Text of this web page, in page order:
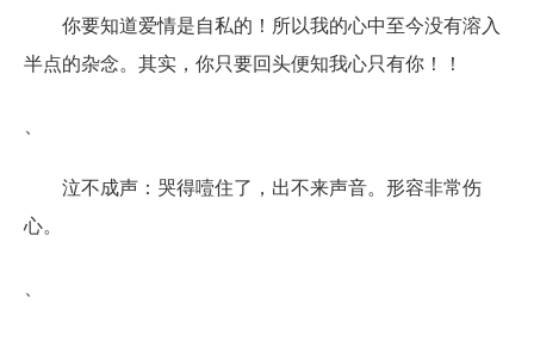
你要知道爱情是自私的！所以我的心中至今没有溶入
半点的杂念。其实，你只要回头便知我心只有你！！
泣不成声：哭得噎住了，出不来声音。形容非常伤
心。